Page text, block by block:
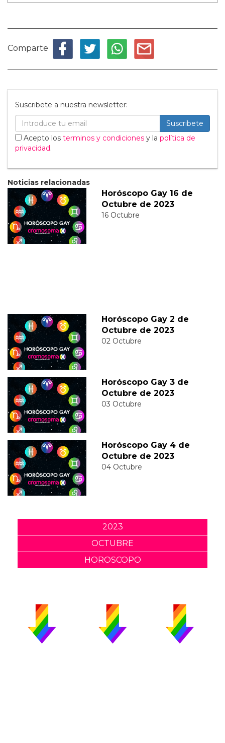
Comparte
Suscribete a nuestra newsletter:
Suscribete
Acepto los terminos y condiciones y la política de
privacidad.
Noticias relacionadas
Horóscopo Gay 16 de
Octubre de 2023
16 Octubre
Horóscopo Gay 2 de
Octubre de 2023
02 Octubre
Horóscopo Gay 3 de
Octubre de 2023
03 Octubre
Horóscopo Gay 4 de
Octubre de 2023
04 Octubre
2023
OCTUBRE
HOROSCOPO